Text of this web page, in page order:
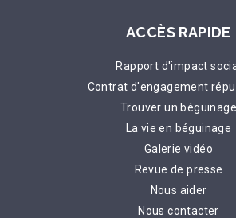
ACCÈS RAPIDE
Rapport d'impact
Contrat d'engagement
Trouver un béguinage
La vie en béguinage
Galerie vidéo
Revue de presse
Nous aider
Nous contacter